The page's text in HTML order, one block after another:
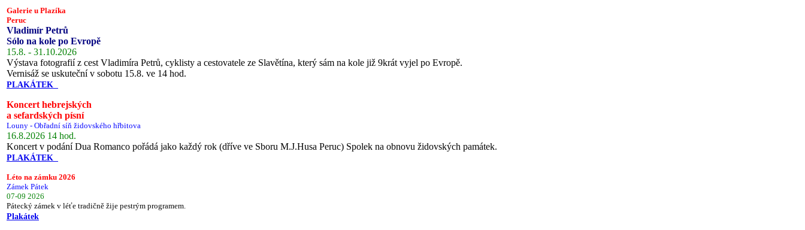
Galerie u Plazíka
Peruc
Vladimír Petrů
Sólo na kole po Evropě
15.8. - 31.10.2026
Výstava fotografií z cest Vladimíra Petrů, cyklisty a cestovatele ze Slavětína, který sám na kole již 9krát vyjel po Evropě.
Vernisáž se uskuteční v sobotu 15.8. ve 14 hod.
PLAKÁTEK
Koncert hebrejských
a sefardských písní
Louny - Obřadní síň židovského hřbitova
16.8.2026 14 hod.
Koncert v podání Dua Romanco pořádá jako každý rok (dříve ve Sboru M.J.Husa Peruc) Spolek na obnovu židovských památek.
PLAKÁTEK
Léto na zámku 2026
Zámek Pátek
07-09 2026
Pátecký zámek v léťe tradičně žije pestrým programem.
Plakátek